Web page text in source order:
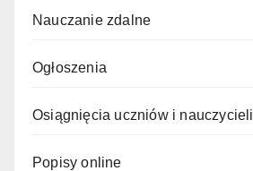
Nauczanie zdalne
Ogłoszenia
Osiągnięcia uczniów i nauczycieli
Popisy online